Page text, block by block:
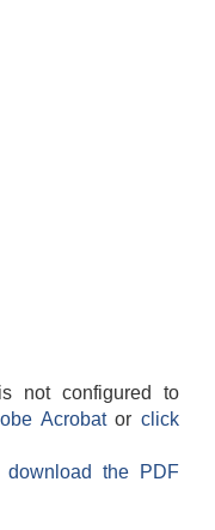
not configured to
Acrobatorclick
the PDF